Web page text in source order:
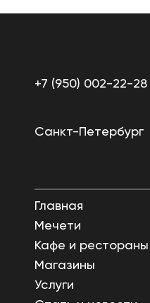
+7 (950) 002-22-28
Главная
Санкт-Петербург
Мечети
Кафе и рестораны
Магазины
Услуги